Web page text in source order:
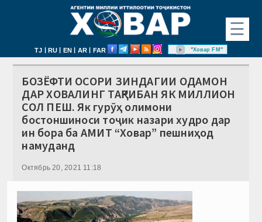
☰
TJ | RU | EN | AR | FAR "Ховар FM"
БОЗЁФТИ ОСОРИ ЗИНДАГИИ ОДАМОН
ДАР ХОВАЛИНГ ТАҚРИБАН ЯК МИЛЛИОН
СОЛ ПЕШ. Як гурӯҳ олимони
бостоншиноси тоҷик назари худро дар
ин бора ба АМИТ “Ховар” пешниҳод
намуданд
Октябрь 20, 2021 11:18